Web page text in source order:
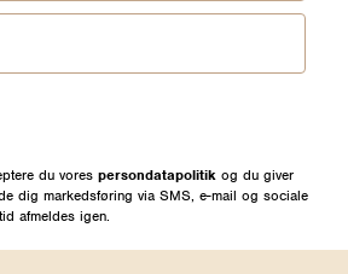
du vores persondatapolitik og du giver
dig markedsføring via SMS, e-mail og sociale
afmeldes igen.